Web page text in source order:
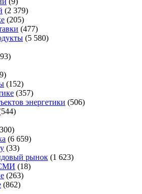
(2 379)
(205)
(477)
(5 580)
(152)
(357)
энергетики (506)
(6 659)
(33)
рынок (1 623)
СМИ (18)
(263)
(862)